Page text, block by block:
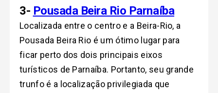
3- Pousada Beira Rio Parnaíba
Localizada entre o centro e a Beira-Rio, a
Pousada Beira Rio é um ótimo lugar para
ficar perto dos dois principais eixos
turísticos de Parnaíba. Portanto, seu grande
trunfo é a localização privilegiada que